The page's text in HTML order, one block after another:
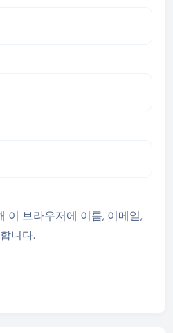
이 브라우저에 이름, 이메일,
니다.